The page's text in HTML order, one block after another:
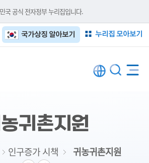
국 공식 전자정부 누리집입니다.
누리집 모아보기
국가상징 알아보기
귀촌지원
인구증가 시책 귀농귀촌지원